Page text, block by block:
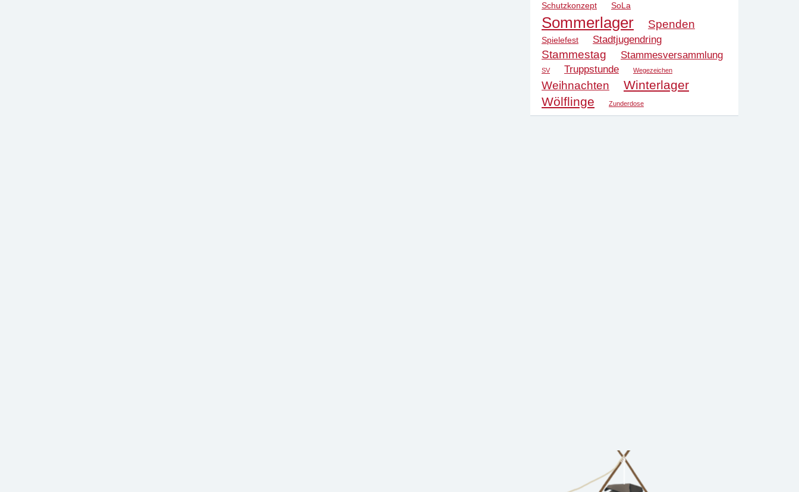
Schutzkonzept SoLa
Sommerlager Spenden
Spielefest Stadtjugendring
Stammestag Stammesversammlung
SV Truppstunde Wegezeichen
Weihnachten
Winterlager
Wölflinge
Zunderdose